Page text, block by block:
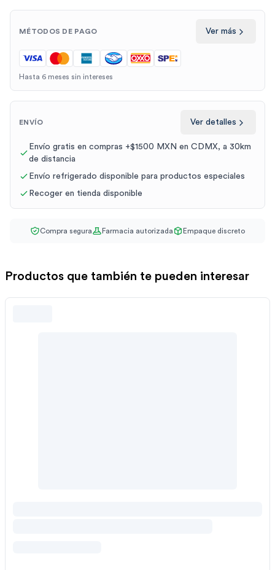
MÉTODOS DE PAGO Ver más
Hasta 6 meses sin intereses
ENVÍO Ver detalles
Envío gratis en compras +$1500 MXN en CDMX, a 30km
de distancia
Envío refrigerado disponible para productos especiales
Recoger en tienda disponible
Compra segura Farmacia autorizada Empaque discreto
Productos que también te pueden interesar